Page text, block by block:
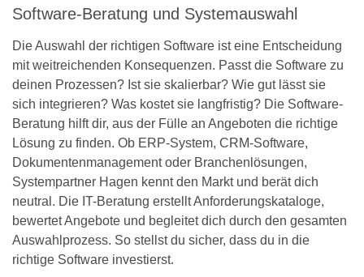
Software-Beratung und Systemauswahl
Die Auswahl der richtigen Software ist eine Entscheidung
mit weitreichenden Konsequenzen. Passt die Software zu
deinen Prozessen? Ist sie skalierbar? Wie gut lässt sie
sich integrieren? Was kostet sie langfristig? Die Software-
Beratung hilft dir, aus der Fülle an Angeboten die richtige
Lösung zu finden. Ob ERP-System, CRM-Software,
Dokumentenmanagement oder Branchenlösungen,
Systempartner Hagen kennt den Markt und berät dich
neutral. Die IT-Beratung erstellt Anforderungskataloge,
bewertet Angebote und begleitet dich durch den gesamten
Auswahlprozess. So stellst du sicher, dass du in die
richtige Software investierst.